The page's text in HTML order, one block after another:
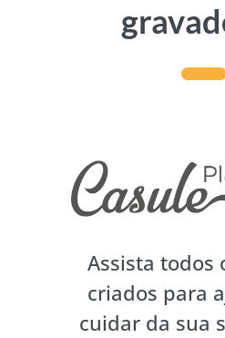
Assista todos
criados para
cuidar da sua